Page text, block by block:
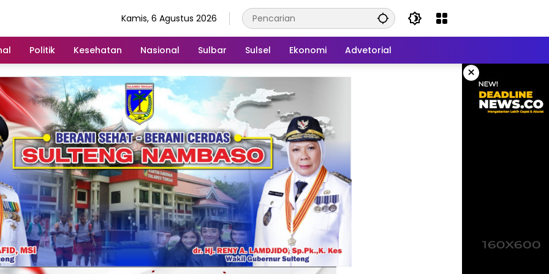
Kamis, 6 Agustus 2026
Politik Kesehatan Nasional Sulbar Sulsel Ekonomi Advetorial
×